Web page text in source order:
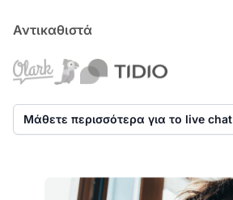
Αντικαθιστά
Μάθετε περισσότερα για το live chat